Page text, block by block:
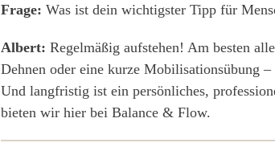
Frage: Was ist dein wichtigster Tipp für
Albert: Regelmäßig aufstehen! Am besten
Dehnen oder eine kurze Mobilisationsübung
Und langfristig ist ein persönliches,
bieten wir hier bei Balance & Flow.